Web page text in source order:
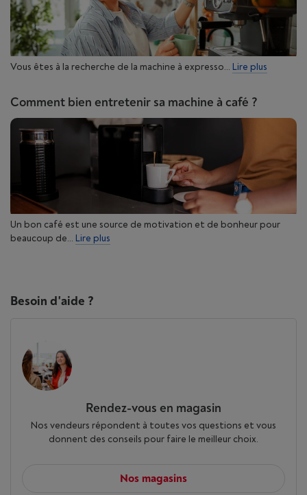
Vous êtes à la recherche de la machine à expresso... Lire plus
Comment bien entretenir sa machine à café ?
Un bon café est une source de motivation et de bonheur pour
beaucoup de... Lire plus
Besoin d'aide ?
Rendez-vous en magasin
Nos vendeurs répondent à toutes vos questions et vous
donnent des conseils pour faire le meilleur choix.
Nos magasins